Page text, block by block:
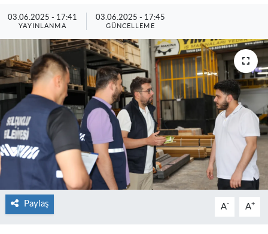
03.06.2025 - 17:41
YAYINLANMA
03.06.2025 - 17:45
GÜNCELLEME
Paylaş A- A+
Saruhanlı
Soma
Resmi İlanlar
Tüm Manşetler
Son Dakika Haberleri
Haber Arşivi